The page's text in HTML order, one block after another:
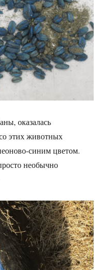
оказалась
этих животных
синим цветом.
необычно